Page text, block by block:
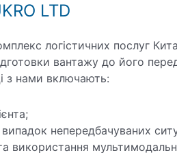
LTD
логістичних послуг
вантажу до його
з нами включають:
непередбачуваних
використання